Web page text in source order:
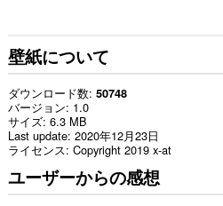
壁紙について
ダウンロード数 50748
バージョン 1.0
サイズ 6.3 MB
Last update 2020年12月23日
ライセンス Copyright 2019 x-at
ユーザーからの感想